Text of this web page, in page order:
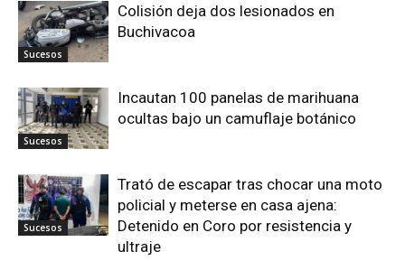
Sucesos
Colisión deja dos lesionados en
Buchivacoa
Sucesos
Incautan 100 panelas de marihuana
ocultas bajo un camuflaje botánico
Sucesos
Trató de escapar tras chocar una moto
policial y meterse en casa ajena:
Detenido en Coro por resistencia y
ultraje